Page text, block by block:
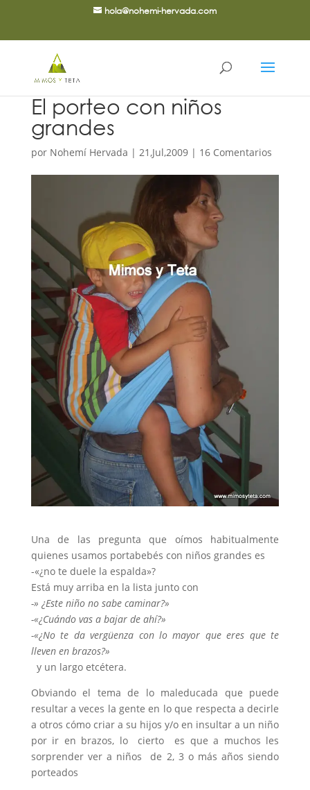
hola@nohemi-hervada.com
El porteo con niños
grandes
por Nohemí Hervada | 21,Jul,2009| 16 Comentarios
Una de las pregunta que oímos habitualmente
quienes usamos portabebés con niños grandes es
-«¿no te duele la espalda»?
Está muy arriba en la lista junto con
-» ¿Este niño no sabe caminar?»
-«¿Cuándo vas a bajar de ahí?»
-«¿No te da vergüenza con lo mayor que eres que te
lleven en brazos?»
y un largo etcétera.
Obviando el tema de lo maleducada que puede
resultar a veces la gente en lo que respecta a decirle
a otros cómo criar a su hijos y/o en insultar a un niño
por ir en brazos, lo cierto es que a muchos les
sorprender ver a niños de 2, 3 o más años siendo
porteados